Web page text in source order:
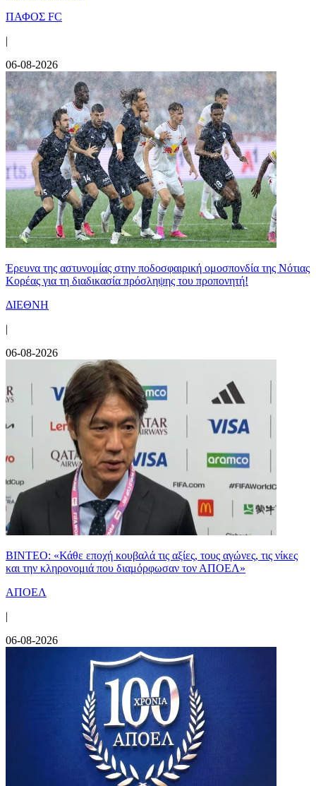
ΠΑΦΟΣ FC
|
06-08-2026
Έρευνα της αστυνομίας στην ποδοσφαιρική ομοσπονδία της Νότιας
Κορέας για τη διαδικασία πρόσληψης του προπονητή!
ΔΙΕΘΝΗ
|
06-08-2026
ΒΙΝΤΕΟ: «Κάθε εποχή κουβαλά τις αξίες, τους αγώνες, τις νίκες
και την κληρονομιά που διαμόρφωσαν τον ΑΠΟΕΛ»
ΑΠΟΕΛ
|
06-08-2026